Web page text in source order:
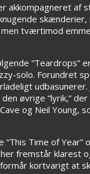
akkompagneret af
skænderier,
tværtimod
“Teardrops”
solo. Forundret
øvrige “lyrik,”
og Neil
Time of
fremstår klarest
kortvarigt at